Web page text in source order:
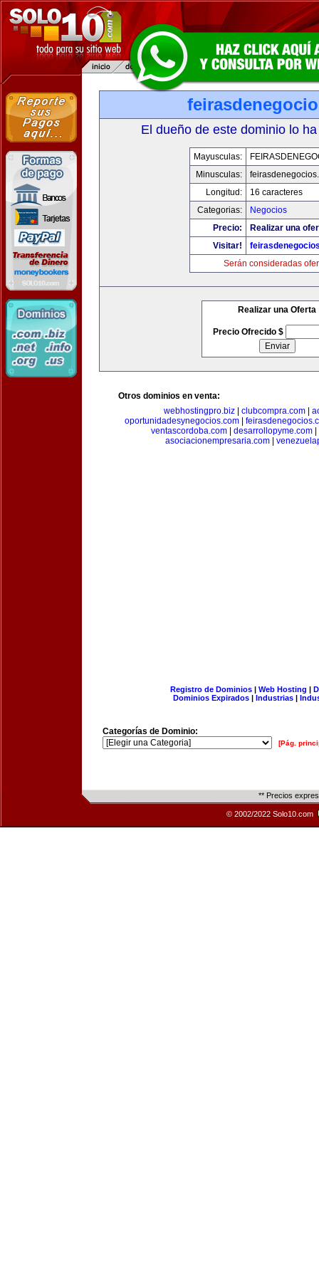
El dueño de este dominio lo
Mayusculas:
Minusculas:
Longitud:
16 caracteres
Categorias:
Negocios
Precio:
Realizar una
Visitar!
Serán consideradas
Realizar una Oferta
Precio Ofrecido $
Otros dominios en venta:
webhostingpro.biz| clubcompra.com|
oportunidadesynegocios.com|
ventascordoba.com| desarrollopyme.com|
asociacionempresaria.com
Registro de Dominios| Web Hosting |
Dominios Expirados | Industrias |
Categorías de Dominio:
[Pág.
** Precios
© 2002/2022 Solo10.com